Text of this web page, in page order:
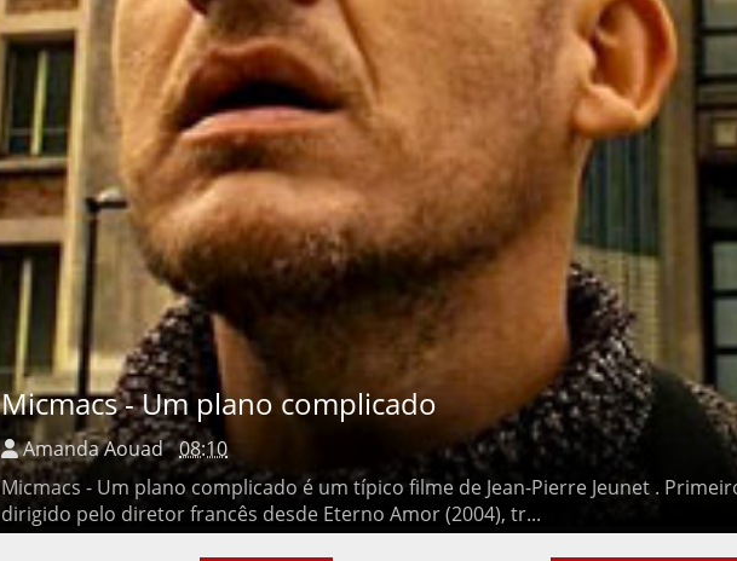
Micmacs - Um plano complicado
Amanda Aouad 08:10
Micmacs - Um plano complicado é um típico filme de Jean-Pierre Jeunet . Primeiro dirigido
pelo diretor francês desde Eterno Amor (2004), tr...